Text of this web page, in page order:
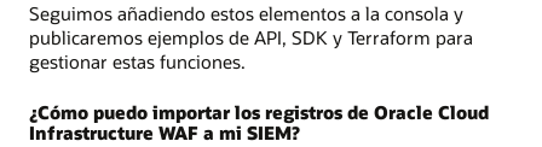
Seguimos añadiendo estos elementos a la consola y
publicaremos ejemplos de API, SDK y Terraform para
gestionar estas funciones.
¿Cómo puedo importar los registros de Oracle Cloud
Infrastructure WAF a mi SIEM?